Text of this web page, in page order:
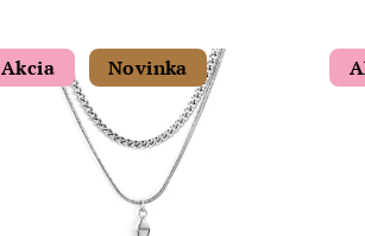
Akcia Novinka